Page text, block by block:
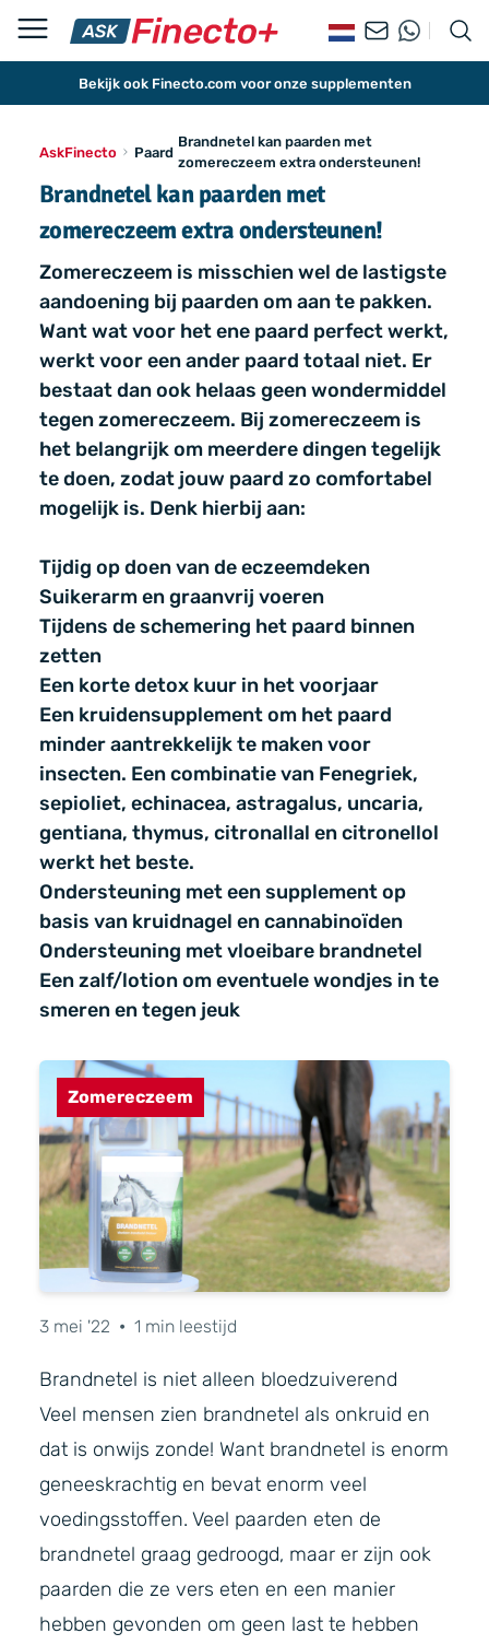
Bekijk ook Finecto.com voor onze supplementen
AskFinecto Paard
Brandnetel kan paarden met
zomereczeem extra ondersteunen!
Brandnetel kan paarden met
zomereczeem extra ondersteunen!
Zomereczeem is misschien wel de lastigste
aandoening bij paarden om aan te pakken.
Want wat voor het ene paard perfect werkt,
werkt voor een ander paard totaal niet. Er
bestaat dan ook helaas geen wondermiddel
tegen zomereczeem. Bij zomereczeem is
het belangrijk om meerdere dingen tegelijk
te doen, zodat jouw paard zo comfortabel
mogelijk is. Denk hierbij aan:
Tijdig op doen van de eczeemdeken
Suikerarm en graanvrij voeren
Tijdens de schemering het paard binnen
zetten
Een korte detox kuur in het voorjaar
Een kruidensupplement om het paard
minder aantrekkelijk te maken voor
insecten. Een combinatie van Fenegriek,
sepioliet, echinacea, astragalus, uncaria,
gentiana, thymus, citronallal en citronellol
werkt het beste.
Ondersteuning met een supplement op
basis van kruidnagel en cannabinoïden
Ondersteuning met vloeibare brandnetel
Een zalf/lotion om eventuele wondjes in te
smeren en tegen jeuk
Zomereczeem
3 mei '22 • 1 min leestijd
Brandnetel is niet alleen bloedzuiverend
Veel mensen zien brandnetel als onkruid en
dat is onwijs zonde! Want brandnetel is enorm
geneeskrachtig en bevat enorm veel
voedingsstoffen. Veel paarden eten de
brandnetel graag gedroogd, maar er zijn ook
paarden die ze vers eten en een manier
hebben gevonden om geen last te hebben